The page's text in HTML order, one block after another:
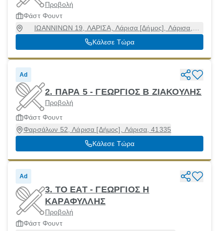
Προβολή
Φάστ Φουντ
ΙΩΑΝΝΙΝΩΝ 19, ΛΑΡΙΣΑ, Λάρισα [Δήμος], Λάρισα,
41334
Κάλεσε Τώρα
Ad
2. ΠΑΡΑ 5 - ΓΕΩΡΓΙΟΣ Β ΖΙΑΚΟΥΛΗΣ
Προβολή
Φάστ Φουντ
Φαρσάλων 52, Λάρισα [Δήμος], Λάρισα, 41335
Κάλεσε Τώρα
Ad
3. TO EAT - ΓΕΩΡΓΙΟΣ Η
ΚΑΡΑΦΥΛΛΗΣ
Προβολή
Φάστ Φουντ